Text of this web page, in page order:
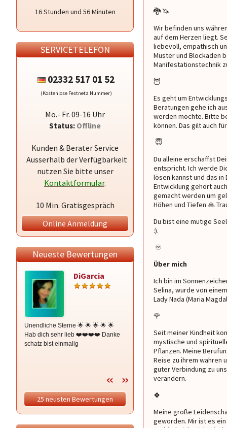
16 56
SERVICETELEFON
02332 517 01 52
(Kostenlose Festnetz Nummer)
Mo.- Fr. 09-16 Uhr
Status: Offline
Kunden & Berater Service
Ausserhalb der Verfügbarkeit
nutzen Sie bitte unser
Kontaktformular.
10 Min. Gratisgespräch
Online Anmeldung
Neueste Bewertungen
DiGarcia
Unendliche Sterne 🌟 🌟 🌟 🌟 🌟
Hab dich sehr lieb ❤️❤️❤️❤️ Danke
schatz bist einmalig
Medium
Serina
mein Herz berühr4
25 neusten Bewertungen
🐉 🦄
Wir befinden uns
auf dem Herzen liegt.
liebevoll, empathisch
Muster und Blockaden
Manifestationstechnik
🦉
Es geht um
Beratungen gehe ich
werden möchte. Bitte
können. Das gilt auch
😇
Du alleine erschaffst
entspricht. Ich werde
lösen kannst und das in
Entwicklung gehört
gemacht werden um
Höhen und Tiefen 🙏
Du bist eine mutige
:).
♾ ️
Über mich
Ich bin im
Selina, wurde von
Lady Nada (Maria
🌹
Seit meiner Kindheit
mystische und
Pflanzen. Meine
Reise zu ihrem wahren
guter Verbindung zu
verändern.
🍀
Meine große
geworden. Mir ist es